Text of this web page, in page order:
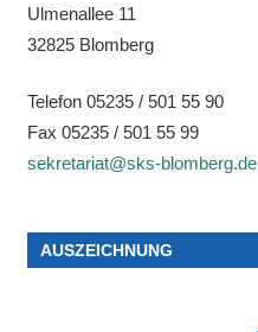
Ulmenallee 11
32825 Blomberg
Telefon 05235 / 501 55 90
Fax 05235 / 501 55 99
sekretariat@sks-blomberg.de
AUSZEICHNUNG